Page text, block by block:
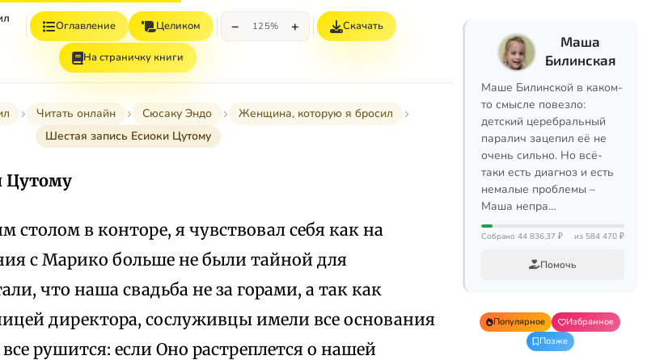
Оглавление Целиком − 125% + Скачать
На страничку книги
Читать онлайн Сюсаку Эндо
Женщина, которую я бросил
Шестая запись Есиоки Цутому
Цутому
столом в конторе, я чувствовал себя как на
с Марико больше не были тайной для
что наша свадьба не за горами, а так как
директора, сослуживцы имели все основания
рушится: если Оно растреплется о нашей
Маша
Билинская
Маше Билинской в каком-
то смысле повезло:
детский церебральный
паралич зацепил её не
очень сильно. Но всё-
таки есть диагноз и есть
немалые проблемы –
Маша непра…
Собрано 44 836,37 ₽ из 584 470 ₽
Помочь
Популярное
Избранное
Позже